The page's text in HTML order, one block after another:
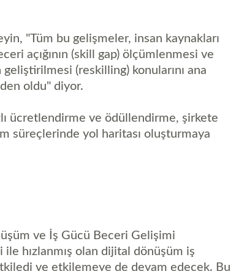
"Tüm bu gelişmeler, insan kaynakları
açığının (skill gap) ölçümlenmesi ve
(reskilling) konularını ana
oldu" diyor.
ücretlendirme ve ödüllendirme, şirkete
süreçlerinde yol haritası oluşturmaya
ve İş Gücü Beceri Gelişimi
hızlanmış olan dijital dönüşüm iş
ve etkilemeye de devam edecek. Bu